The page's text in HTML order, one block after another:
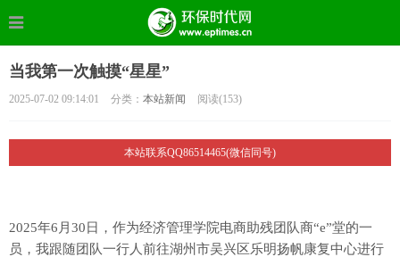
当我第一次触摸“星星”
2025-07-02 09:14:01 分类： 本站新闻 阅读(153)
本站联系QQ86514465(微信同号)
2025年6月30日，作为经济管理学院电商助残团队商“e”堂的一
员，我跟随团队一行人前往湖州市吴兴区乐明扬帆康复中心进行